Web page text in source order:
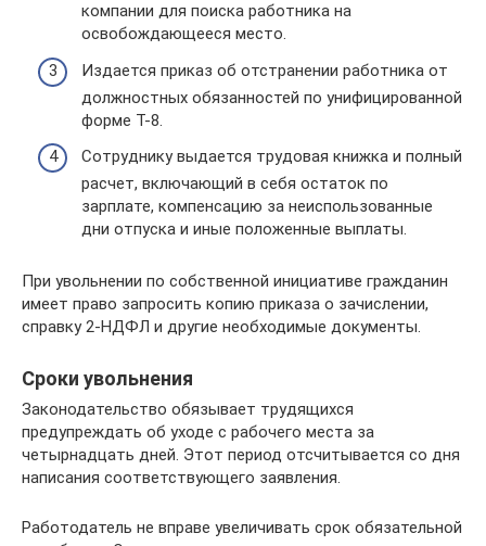
компании для поиска работника на
освобождающееся место.
Издается приказ об отстранении работника от
должностных обязанностей по унифицированной
форме Т-8.
Сотруднику выдается трудовая книжка и полный
расчет, включающий в себя остаток по
зарплате, компенсацию за неиспользованные
дни отпуска и иные положенные выплаты.
При увольнении по собственной инициативе гражданин
имеет право запросить копию приказа о зачислении,
справку 2-НДФЛ и другие необходимые документы.
Сроки увольнения
Законодательство обязывает трудящихся
предупреждать об уходе с рабочего места за
четырнадцать дней. Этот период отсчитывается со дня
написания соответствующего заявления.
Работодатель не вправе увеличивать срок обязательной